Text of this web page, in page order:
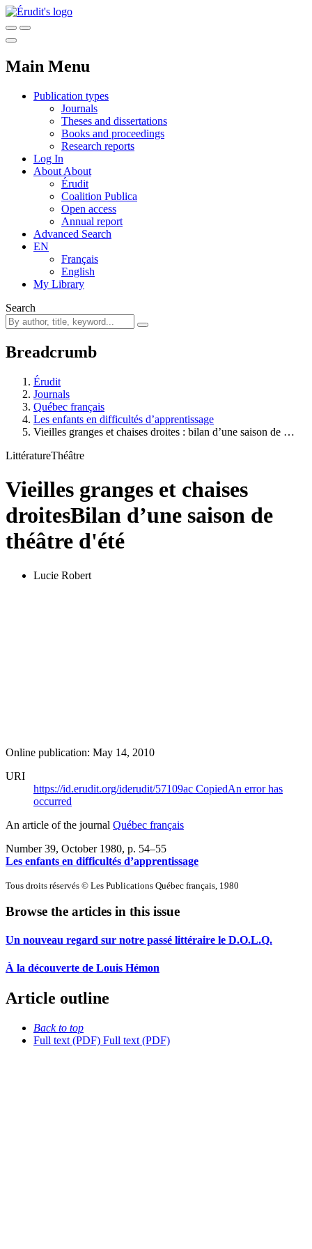
Main Menu
Publication types
Journals
Theses and dissertations
Books and proceedings
Research reports
Log In
About About
Érudit
Coalition Publica
Open access
Annual report
Advanced Search
EN
Français
English
My Library
Search
Breadcrumb
Érudit
Journals
Québec français
Les enfants en difficultés d’apprentissage
Vieilles granges et chaises droites : bilan d’une saison de …
LittératureThéâtre
Vieilles granges et chaises
droitesBilan d’une saison de
théâtre d'été
Lucie Robert
Online publication: May 14, 2010
URI
https://id.erudit.org/iderudit/57109ac CopiedAn error has
occurred
An article of the journal Québec français
Number 39, October 1980, p. 54–55
Les enfants en difficultés d’apprentissage
Tous droits réservés © Les Publications Québec français, 1980
Browse the articles in this issue
Un nouveau regard sur notre passé littéraire le D.O.L.Q.
À la découverte de Louis Hémon
Article outline
Back to top
Full text (PDF) Full text (PDF)